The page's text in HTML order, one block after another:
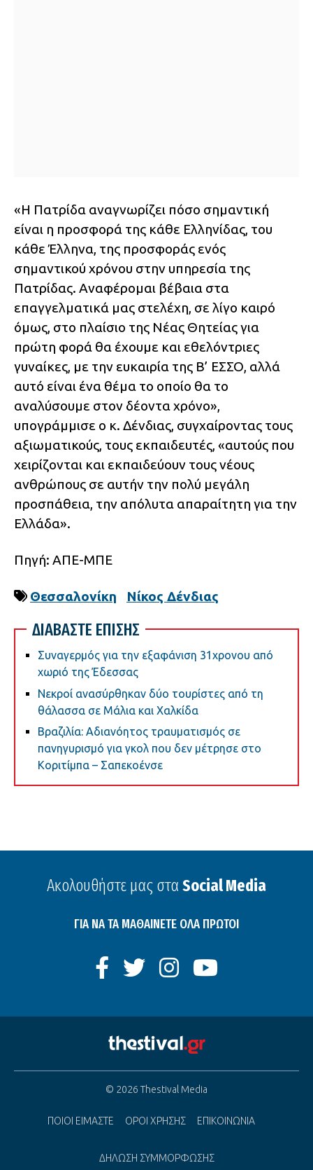
«Η Πατρίδα αναγνωρίζει πόσο σημαντική
είναι η προσφορά της κάθε Ελληνίδας, του
κάθε Έλληνα, της προσφοράς ενός
σημαντικού χρόνου στην υπηρεσία της
Πατρίδας. Αναφέρομαι βέβαια στα
επαγγελματικά μας στελέχη, σε λίγο καιρό
όμως, στο πλαίσιο της Νέας Θητείας για
πρώτη φορά θα έχουμε και εθελόντριες
γυναίκες, με την ευκαιρία της Β’ ΕΣΣΟ, αλλά
αυτό είναι ένα θέμα το οποίο θα το
αναλύσουμε στον δέοντα χρόνο»,
υπογράμμισε ο κ. Δένδιας, συγχαίροντας τους
αξιωματικούς, τους εκπαιδευτές, «αυτούς που
χειρίζονται και εκπαιδεύουν τους νέους
ανθρώπους σε αυτήν την πολύ μεγάλη
προσπάθεια, την απόλυτα απαραίτητη για την
Ελλάδα».
Πηγή: ΑΠΕ-ΜΠΕ
Θεσσαλονίκη Νίκος Δένδιας
ΔΙΑΒΑΣΤΕ ΕΠΙΣΗΣ
Συναγερμός για την εξαφάνιση 31χρονου από
χωριό της Έδεσσας
Νεκροί ανασύρθηκαν δύο τουρίστες από τη
θάλασσα σε Μάλια και Χαλκίδα
Βραζιλία: Αδιανόητος τραυματισμός σε
πανηγυρισμό για γκολ που δεν μέτρησε στο
Κοριτίμπα – Σαπεκοένσε
Ακολουθήστε μας στα Social Media
ΓΙΑ ΝΑ ΤΑ ΜΑΘΑΙΝΕΤΕ ΟΛΑ ΠΡΩΤΟΙ
© 2026 Thestival Media
ΠΟΙΟΙ ΕΙΜΑΣΤΕ ΟΡΟΙ ΧΡΗΣΗΣ ΕΠΙΚΟΙΝΩΝΙΑ
ΔΗΛΩΣΗ ΣΥΜΜΟΡΦΩΣΗΣ